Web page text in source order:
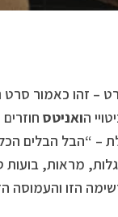
– זהו כאמור
הואניטס
– “הבל הבלים
מראות, בועות
הזו והעמוסה